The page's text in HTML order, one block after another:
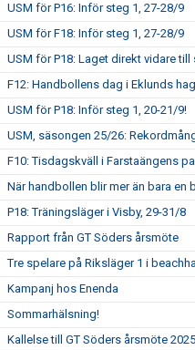
USM för P16: Inför steg 1, 27-28/9
USM för F18: Inför steg 1, 27-28/9
USM för P18: Laget direkt vidare till
F12: Handbollens dag i Eklunds
USM för P18: Inför steg 1, 20-21/9!
USM, säsongen 25/26:
F10: Tisdagskväll i Farstaängens
När handbollen blir mer än bara en
P18: Träningsläger i Visby, 29-31/8
Rapport från GT Söders årsmöte
Tre spelare på Riksläger 1 i
Kampanj hos Enenda
Sommarhälsning!
Kallelse till GT Söders årsmöte 2025